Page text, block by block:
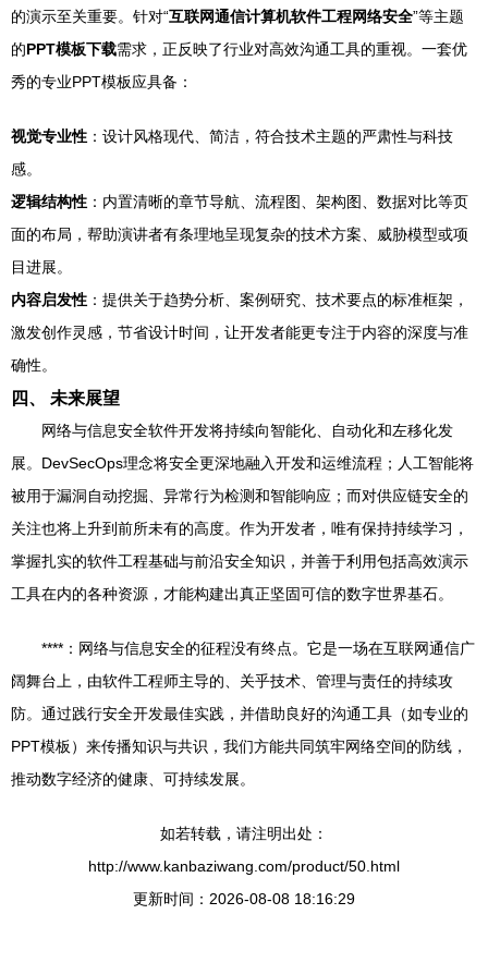
的演示至关重要。针对“互联网通信计算机软件工程网络安全”等主题
的PPT模板下载需求，正反映了行业对高效沟通工具的重视。一套优
秀的专业PPT模板应具备：
视觉专业性 ：设计风格现代、简洁，符合技术主题的严肃性与科技
感。
逻辑结构性 ：内置清晰的章节导航、流程图、架构图、数据对比等页
面的布局，帮助演讲者有条理地呈现复杂的技术方案、威胁模型或项
目进展。
内容启发性 ：提供关于趋势分析、案例研究、技术要点的标准框架，
激发创作灵感，节省设计时间，让开发者能更专注于内容的深度与准
确性。
四、 未来展望
网络与信息安全软件开发将持续向智能化、自动化和左移化发
展。DevSecOps理念将安全更深地融入开发和运维流程；人工智能将
被用于漏洞自动挖掘、异常行为检测和智能响应；而对供应链安全的
关注也将上升到前所未有的高度。作为开发者，唯有保持持续学习，
掌握扎实的软件工程基础与前沿安全知识，并善于利用包括高效演示
工具在内的各种资源，才能构建出真正坚固可信的数字世界基石。
****：网络与信息安全的征程没有终点。它是一场在互联网通信广
阔舞台上，由软件工程师主导的、关乎技术、管理与责任的持续攻
防。通过践行安全开发最佳实践，并借助良好的沟通工具（如专业的
PPT模板）来传播知识与共识，我们方能共同筑牢网络空间的防线，
推动数字经济的健康、可持续发展。
如若转载，请注明出处：
http://www.kanbaziwang.com/product/50.html
更新时间：2026-08-08 18:16:29